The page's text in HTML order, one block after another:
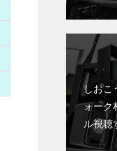
しおこ
ォーク
ル視聴